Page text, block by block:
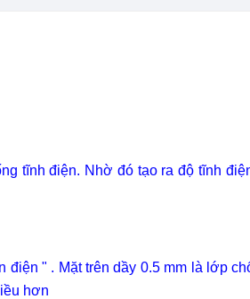
tĩnh điện. Nhờ đó tạo ra độ tĩnh
" . Mặt trên dầy 0.5 mm là lớp
hơn